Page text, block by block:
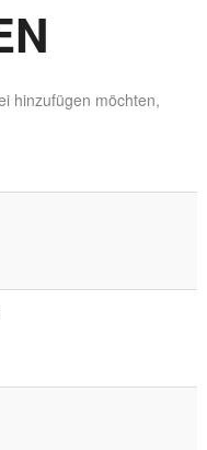
hinzufügen möchten,